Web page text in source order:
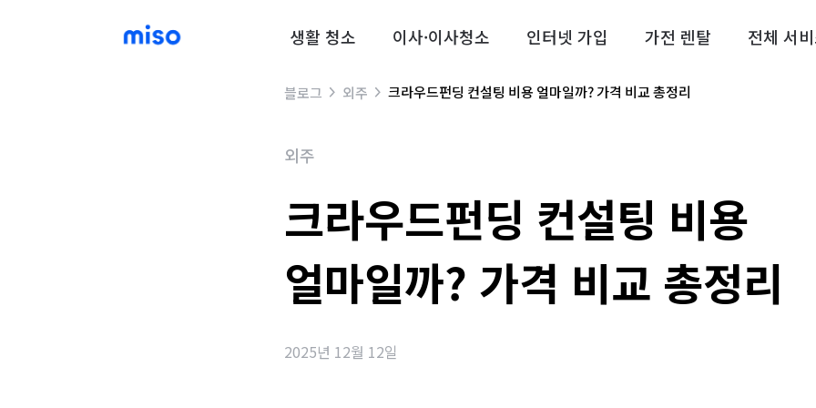
생활 청소 이사·이사청소 인터넷 가입 가전 렌탈 전체 서
블로그 외주 크라우드펀딩 컨설팅 비용 얼마일까? 가격 비교 총정리
외주
크라우드펀딩 컨설팅 비용
얼마일까? 가격 비교 총정리
2025년 12월 12일